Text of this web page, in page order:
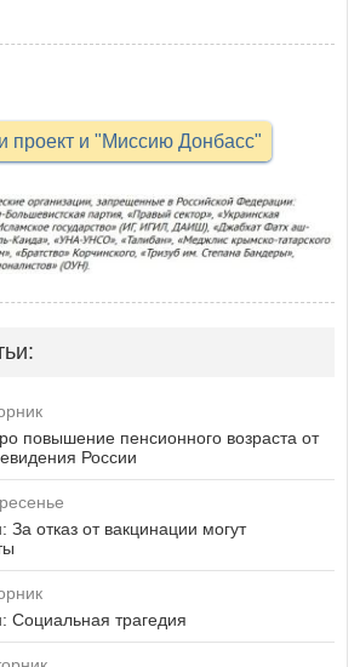
проект и "Миссию Донбасс"
повышение пенсионного возраста от
России
отказ от вакцинации могут
Социальная трагедия